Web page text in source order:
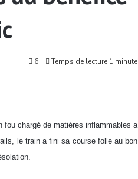
6 Temps de lecture 1 minute
fou chargé de matières inflammables a
le train a fini sa course folle au bon